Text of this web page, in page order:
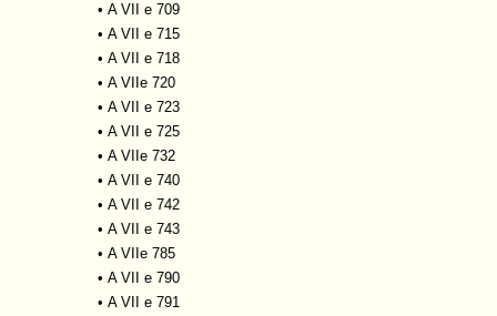
• A VII e 709
• A VII e 715
• A VII e 718
• A VIIe 720
• A VII e 723
• A VII e 725
• A VIIe 732
• A VII e 740
• A VII e 742
• A VII e 743
• A VIIe 785
• A VII e 790
• A VII e 791